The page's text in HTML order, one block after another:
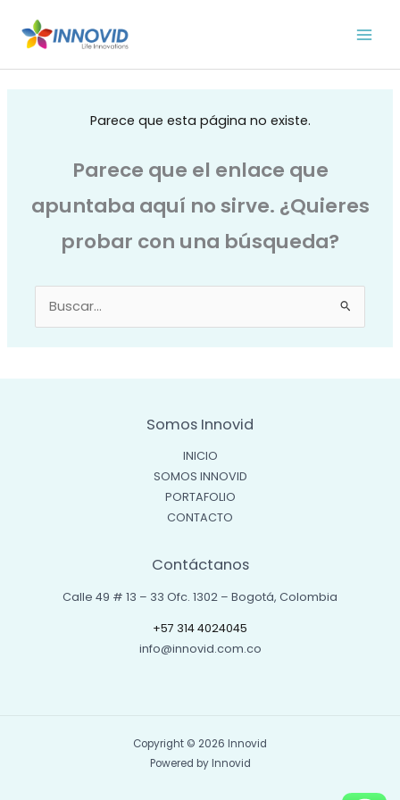
Parece que esta página no existe.
Parece que el enlace que
apuntaba aquí no sirve. ¿Quieres
probar con una búsqueda?
Buscar
por:
Somos Innovid
INICIO
SOMOS INNOVID
PORTAFOLIO
CONTACTO
Contáctanos
Calle 49 # 13 – 33 Ofc. 1302 – Bogotá, Colombia
+57 314 4024045
info@innovid.com.co
Copyright © 2026 Innovid
Powered by Innovid